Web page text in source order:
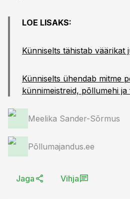
LOE LISAKS:
Künniselts tähistab väärikat
Künniselts ühendab mitme
künnimeistreid, põllumehi ja
Meelika Sander-Sõrmus
Põllumajandus.ee
Jaga Vihja